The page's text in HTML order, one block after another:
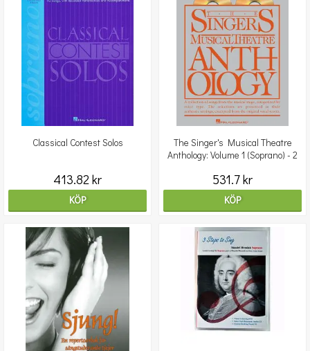
Classical Contest Solos
413.82 kr
KÖP
The Singer's Musical Theatre
Anthology: Volume 1 (Soprano) - 2
531.7 kr
KÖP